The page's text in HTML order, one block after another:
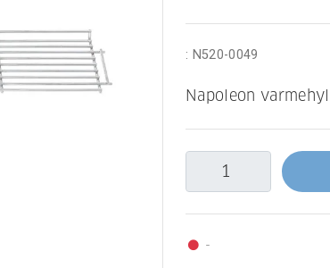
: N520-0049
Napoleon
fiber_manual_record -